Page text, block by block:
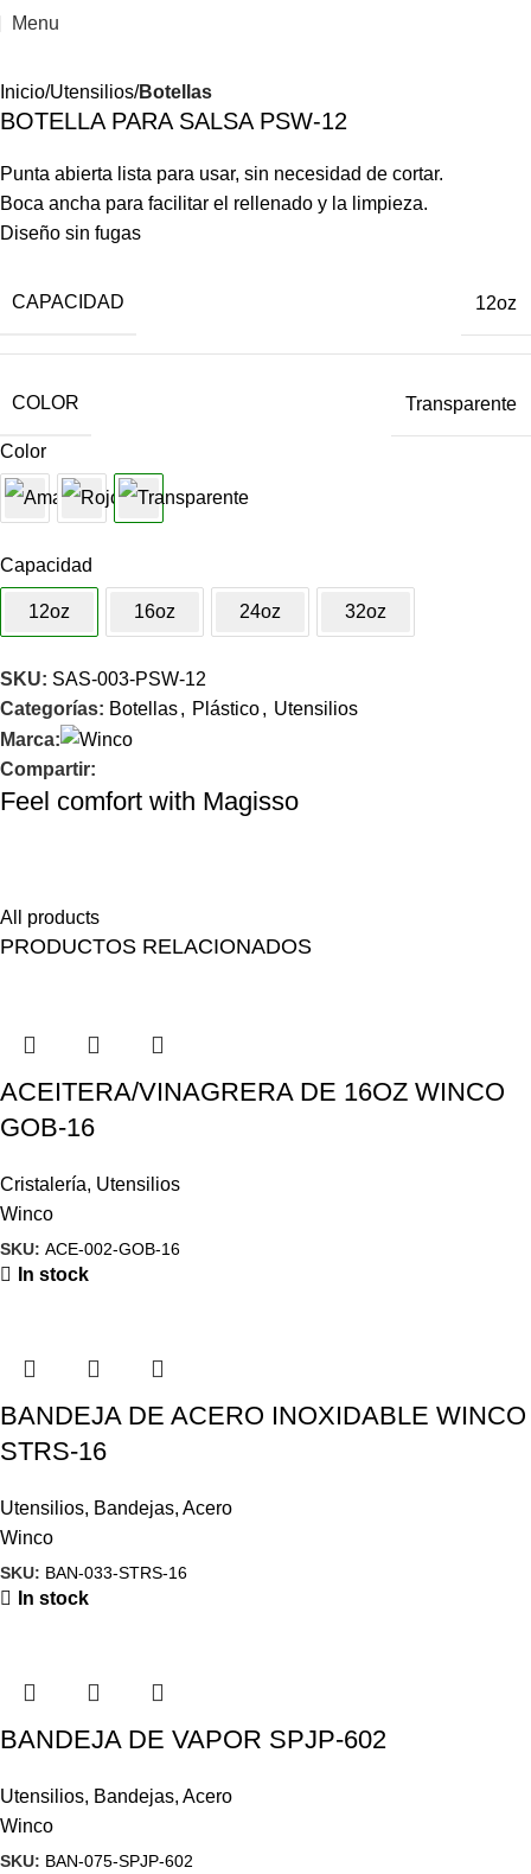
Menu
Inicio Utensilios Botellas
BOTELLA PARA SALSA PSW-12
Punta abierta lista para usar, sin necesidad de cortar.
Boca ancha para facilitar el rellenado y la limpieza.
Diseño sin fugas
CAPACIDAD 12oz
COLOR Transparente
Color
Capacidad
12oz 16oz 24oz 32oz
SKU: SAS-003-PSW-12
Categorías: Botellas, Plástico, Utensilios
Marca:
Compartir:
Feel comfort with Magisso
All products
PRODUCTOS RELACIONADOS
ACEITERA/VINAGRERA DE 16OZ WINCO
GOB-16
Cristalería, Utensilios
Winco
SKU: ACE-002-GOB-16
In stock
BANDEJA DE ACERO INOXIDABLE WINCO
STRS-16
Utensilios, Bandejas, Acero
Winco
SKU: BAN-033-STRS-16
In stock
BANDEJA DE VAPOR SPJP-602
Utensilios, Bandejas, Acero
Winco
SKU: BAN-075-SPJP-602